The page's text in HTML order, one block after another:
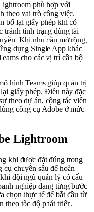
phù hợp với
theo vai trò công việc.
bổ lại giấy phép khi có
tránh tình trạng dùng tài
Khi nhu cầu mở rộng,
dụng Single App khác
cho các vị trí cần bộ
hình Teams giúp quản trị
giấy phép. Điều này đặc
theo dự án, cộng tác viên
công cụ Adobe ở mức
Lightroom
khi được đặt đúng trong
chuyên sâu để hoàn
đội ngũ quản lý có cấu
nghiệp đang từng bước
chọn thực tế để bắt đầu từ
theo tốc độ phát triển.